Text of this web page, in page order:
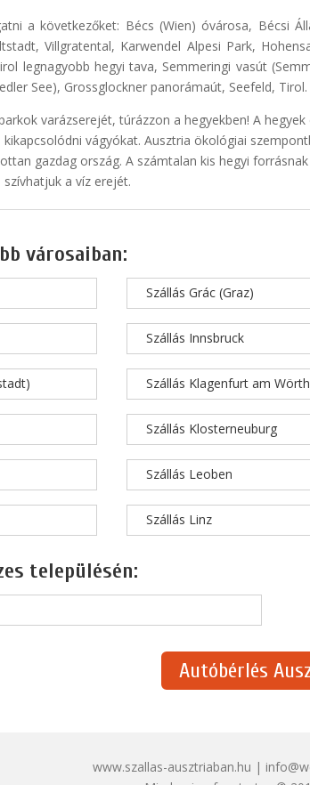
a következőket: Bécs (Wien) óvárosa, Bécsi
Villgratental, Karwendel Alpesi Park,
legnagyobb hegyi tava, Semmeringi vasút
See), Grossglockner panorámaút, Seefeld, Tirol.
varázserejét, túrázzon a hegyekben! A
vágyókat. Ausztria ökológiai
gazdag ország. A számtalan kis hegyi
a víz erejét.
városaiban:
Szállás Grác (Graz)
Szállás Innsbruck
Szállás Klagenfurt am
Szállás Klosterneuburg
Szállás Leoben
Szállás Linz
településén:
Autóbérlés
www.szallas-ausztriaban.hu |